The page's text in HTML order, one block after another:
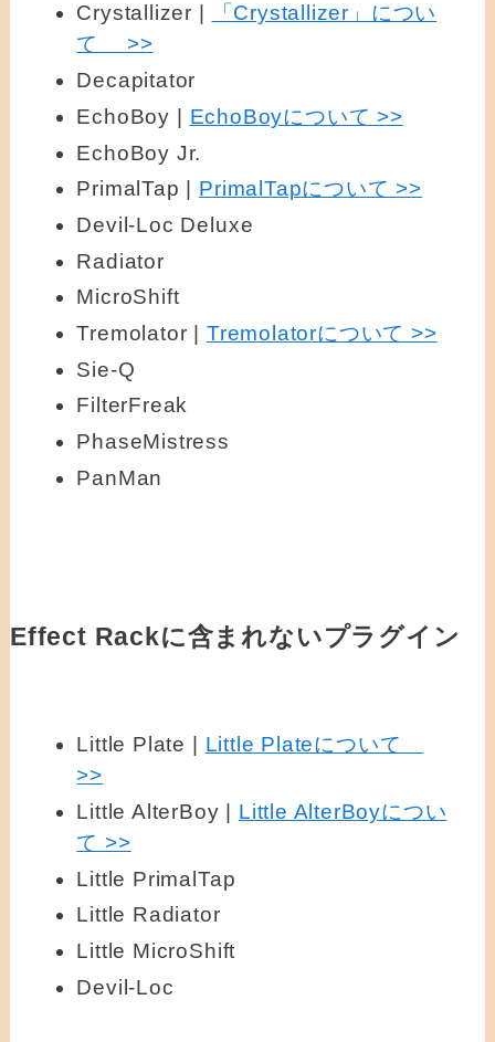
Crystallizer |
「Crystallizer」につい
て >>
Decapitator
EchoBoy | EchoBoyについて >>
EchoBoy Jr.
PrimalTap | PrimalTapについて >>
Devil-Loc Deluxe
Radiator
MicroShift
Tremolator | Tremolatorについて >>
Sie-Q
FilterFreak
PhaseMistress
PanMan
Effect Rackに含まれないプラグイン
Little Plate | Little Plateについて
>>
Little AlterBoy | Little AlterBoyについ
て >>
Little PrimalTap
Little Radiator
Little MicroShift
Devil-Loc